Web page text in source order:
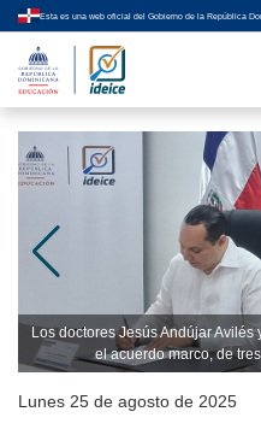
Esta es una web oficial del Gobierno de la República
Los doctores Jesús Andújar
el acuerdo marco, de
lunes 25 de agosto de 2025